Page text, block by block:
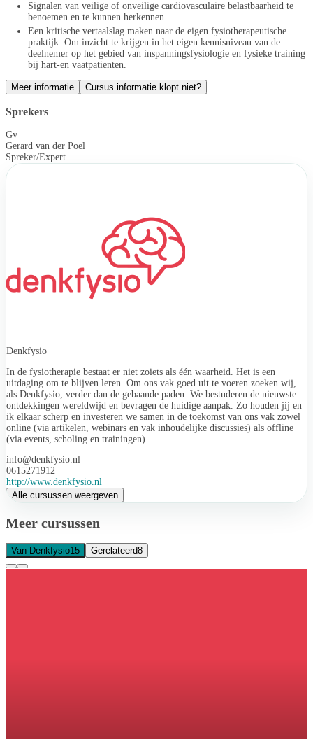
Signalen van veilige of onveilige cardiovasculaire belastbaarheid te
benoemen en te kunnen herkennen.
Een kritische vertaalslag maken naar de eigen fysiotherapeutische
praktijk. Om inzicht te krijgen in het eigen kennisniveau van de
deelnemer op het gebied van inspanningsfysiologie en fysieke training
bij hart-en vaatpatienten.
Meer informatie Cursus informatie klopt niet?
Sprekers
Gv
Gerard van der Poel
Spreker/Expert
Denkfysio
In de fysiotherapie bestaat er niet zoiets als één waarheid. Het is een
uitdaging om te blijven leren. Om ons vak goed uit te voeren zoeken wij,
als Denkfysio, verder dan de gebaande paden. We bestuderen de nieuwste
ontdekkingen wereldwijd en bevragen de huidige aanpak. Zo houden jij en
ik elkaar scherp en investeren we samen in de toekomst van ons vak zowel
online (via artikelen, webinars en vak inhoudelijke discussies) als offline
(via events, scholing en trainingen).
info@denkfysio.nl
0615271912
http://www.denkfysio.nl
Alle cursussen weergeven
Meer cursussen
Van Denkfysio15 Gerelateerd8